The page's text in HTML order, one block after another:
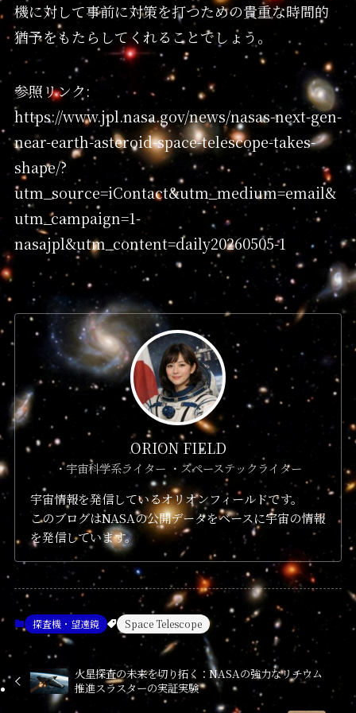
機に対して事前に対策を打つための貴重な時間的
猶予をもたらしてくれることでしょう。
参照リンク:
https://www.jpl.nasa.gov/news/nasas-next-gen-
near-earth-asteroid-space-telescope-takes-
shape/?
utm_source=iContact&utm_medium=email&
utm_campaign=1-
nasajpl&utm_content=daily20260505-1
ORION FIELD
・宇宙科学系ライター ・スペーステックライター
宇宙情報を発信しているオリオンフィールドです。
このブログはNASAの公開データをベースに宇宙の情報
を発信しています。
探査機・望遠鏡 Space Telescope
火星探査の未来を切り拓く：NASAの強力なリチウム
推進スラスターの実証実験